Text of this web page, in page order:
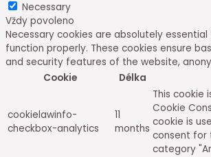
Necessary
Vždy povoleno
Necessary cookies are absolutely
function properly. These cookies ensure
and security features of the website,
Cookie
Délka
cookielawinfo-
checkbox-analytics
11
months
This cookie
Cookie
cookie is
consent for
category